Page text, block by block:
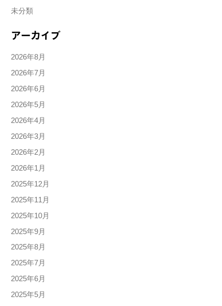
未分類
アーカイブ
2026年8月
2026年7月
2026年6月
2026年5月
2026年4月
2026年3月
2026年2月
2026年1月
2025年12月
2025年11月
2025年10月
2025年9月
2025年8月
2025年7月
2025年6月
2025年5月